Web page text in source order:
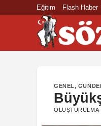
Eğitim Flash Haber
GENEL,